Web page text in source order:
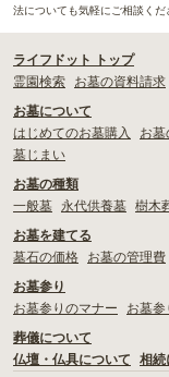
法についても気軽にご相談くだ
ライフドット トップ
霊園検索
お墓の資料請求
お墓について
はじめてのお墓購入
お墓
墓じまい
お墓の種類
一般墓
永代供養墓 樹木
お墓を建てる
墓石の価格
お墓の管理費
お墓参り
お墓参りのマナー
お墓参
葬儀について
仏壇・仏具について
相続